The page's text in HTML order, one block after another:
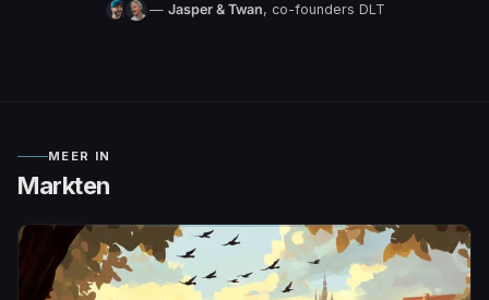
— Jasper & Twan, co-founders DLT
MEER IN
Markten